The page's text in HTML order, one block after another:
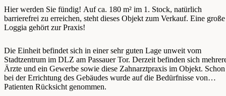
Hier werden Sie fündig! Auf ca. 180 m² im 1. Stock, natürlich
barrierefrei zu erreichen, steht dieses Objekt zum Verkauf. Eine große
Loggia gehört zur Praxis!
Die Einheit befindet sich in einer sehr guten Lage unweit vom
Stadtzentrum im DLZ am Passauer Tor. Derzeit befinden sich
Ärzte und ein Gewerbe sowie diese Zahnarztpraxis im Objekt. Schon
bei der Errichtung des Gebäudes wurde auf die Bedürfnisse von
Patienten Rücksicht genommen.